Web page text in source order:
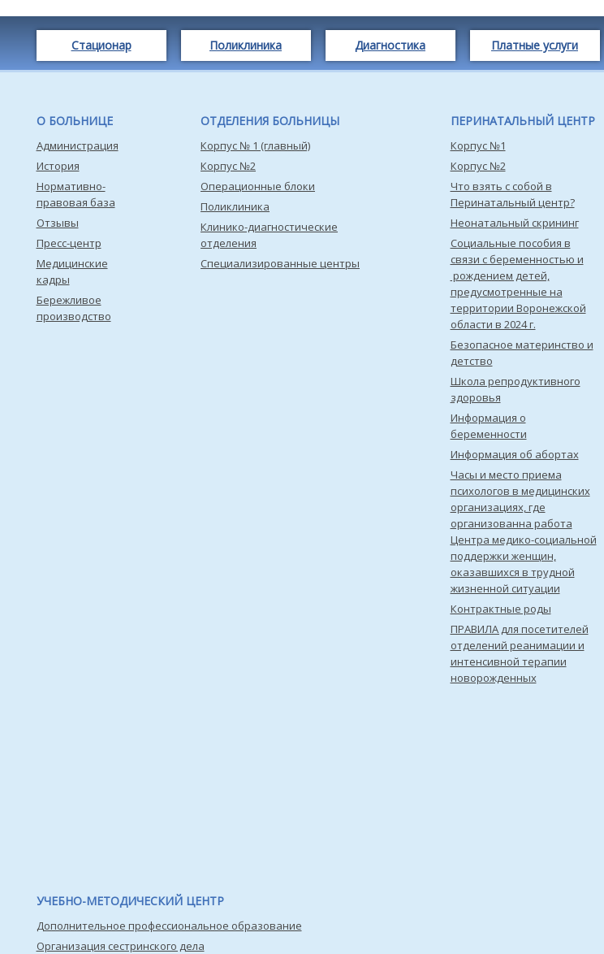
Стационар Поликлиника Диагностика Платные услуги
О БОЛЬНИЦЕ
Администрация
История
Нормативно-
правовая база
Отзывы
Пресс-центр
Медицинские
кадры
Бережливое
производство
ОТДЕЛЕНИЯ БОЛЬНИЦЫ
Корпус № 1 (главный)
Корпус №2
Операционные блоки
Поликлиника
Клинико-диагностические
отделения
Специализированные центры
ПЕРИНАТАЛЬНЫЙ ЦЕНТР
Корпус №1
Корпус №2
Что взять с собой в
Перинатальный центр?
Неонатальный скрининг
Социальные пособия в
связи с беременностью и
рождением детей,
предусмотренные на
территории Воронежской
области в 2024 г.
Безопасное материнство и
детство
Школа репродуктивного
здоровья
Информация о
беременности
Информация об абортах
Часы и место приема
психологов в медицинских
организациях, где
организованна работа
Центра медико-социальной
поддержки женщин,
оказавшихся в трудной
жизненной ситуации
Контрактные роды
ПРАВИЛА для посетителей
отделений реанимации и
интенсивной терапии
новорожденных
УЧЕБНО-МЕТОДИЧЕСКИЙ ЦЕНТР
Дополнительное профессиональное образование
Организация сестринского дела